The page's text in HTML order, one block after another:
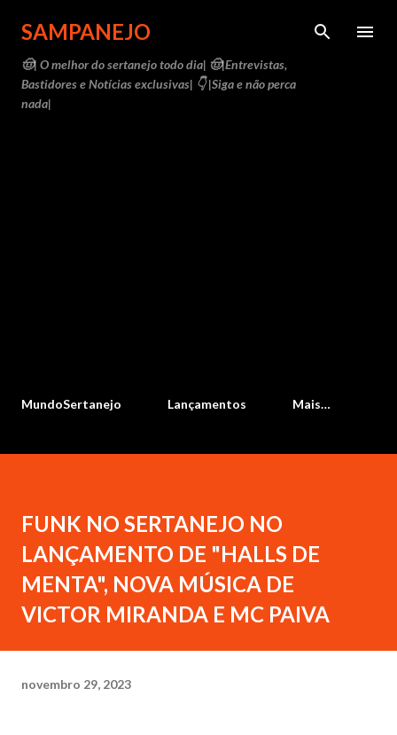
Pular para o conteúdo principal
SAMPANEJO
🤠| O melhor do sertanejo todo dia| 🤠|Entrevistas,
Bastidores e Notícias exclusivas| 👇 |Siga e não perca
nada|
MundoSertanejo Lançamentos Mais…
FUNK NO SERTANEJO NO
LANÇAMENTO DE "HALLS DE
MENTA", NOVA MÚSICA DE
VICTOR MIRANDA E MC PAIVA
novembro 29, 2023